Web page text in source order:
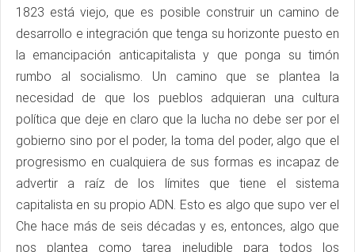
1823 está viejo, que es posible construir un camino de
desarrollo e integración que tenga su horizonte puesto en
la emancipación anticapitalista y que ponga su timón
rumbo al socialismo. Un camino que se plantea la
necesidad de que los pueblos adquieran una cultura
política que deje en claro que la lucha no debe ser por el
gobierno sino por el poder, la toma del poder, algo que el
progresismo en cualquiera de sus formas es incapaz de
advertir a raíz de los límites que tiene el sistema
capitalista en su propio ADN. Esto es algo que supo ver el
Che hace más de seis décadas y es, entonces, algo que
nos plantea como tarea ineludible para todos los